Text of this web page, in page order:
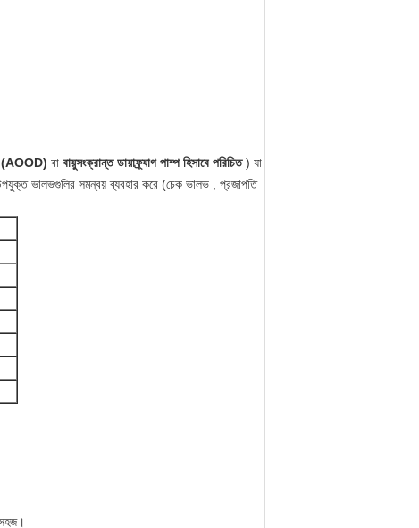
(AOOD) বা বায়ুসংক্রান্ত ডায়াফ্র্যাগ পাম্প হিসাবে পরিচিত) যা
উপযুক্ত ভালভগুলির সমন্বয় ব্যবহার করে (চেক ভালভ , প্রজাপতি